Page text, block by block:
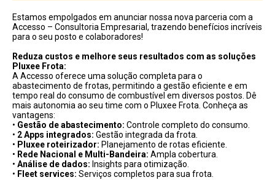
Estamos empolgados em anunciar nossa nova parceria com a
Accesso – Consultoria Empresarial, trazendo benefícios incríveis
para o seu posto e colaboradores!
Reduza custos e melhore seus resultados com as soluções
Pluxee Frota:
A Accesso oferece uma solução completa para o
abastecimento de frotas, permitindo a gestão eficiente e em
tempo real do consumo de combustível em diversos postos. Dê
mais autonomia ao seu time com o Pluxee Frota. Conheça as
vantagens:
• Gestão de abastecimento: Controle completo do consumo.
• 2 Apps integrados: Gestão integrada da frota.
• Pluxee roteirizador: Planejamento de rotas eficiente.
• Rede Nacional e Multi-Bandeira: Ampla cobertura.
• Análise de dados: Insights para otimização.
• Fleet services: Serviços completos para sua frota.